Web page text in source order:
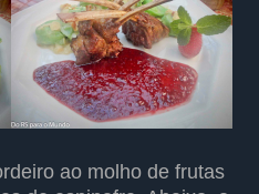
ao molho de frutas